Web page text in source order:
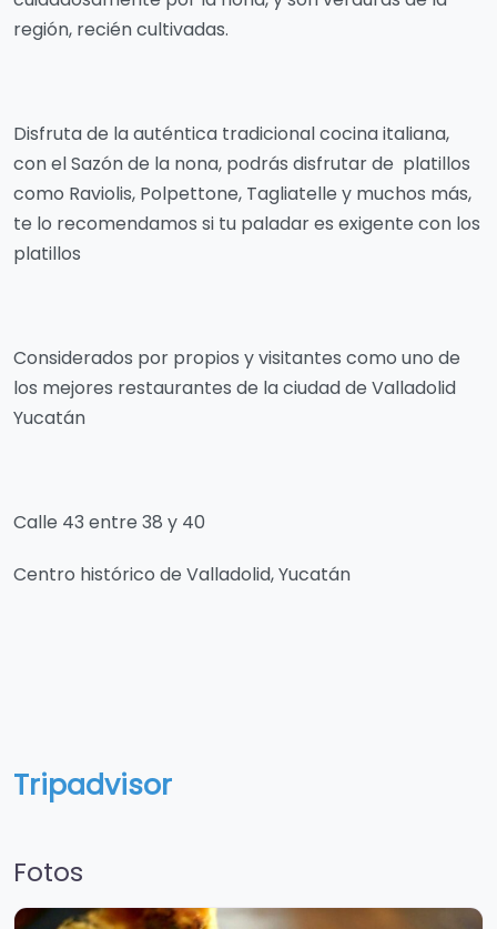
región, recién cultivadas.
Disfruta de la auténtica tradicional cocina italiana,
con el Sazón de la nona, podrás disfrutar de platillos
como Raviolis, Polpettone, Tagliatelle y muchos más,
te lo recomendamos si tu paladar es exigente con los
platillos
Considerados por propios y visitantes como uno de
los mejores restaurantes de la ciudad de Valladolid
Yucatán
Calle 43 entre 38 y 40
Centro histórico de Valladolid, Yucatán
Tripadvisor
Fotos